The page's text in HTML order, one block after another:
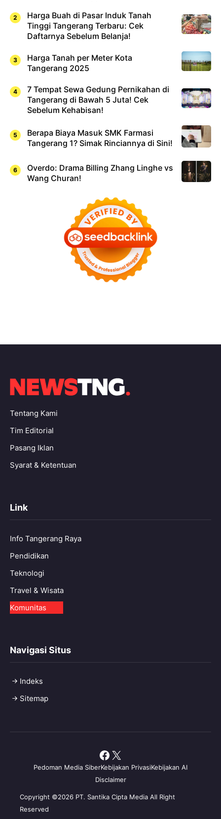
Harga Buah di Pasar Induk Tanah
Tinggi Tangerang Terbaru: Cek
Daftarnya Sebelum Belanja!
Harga Tanah per Meter Kota
Tangerang 2025
7 Tempat Sewa Gedung Pernikahan di
Tangerang di Bawah 5 Juta! Cek
Sebelum Kehabisan!
Berapa Biaya Masuk SMK Farmasi
Tangerang 1? Simak Rinciannya di Sini!
Overdo: Drama Billing Zhang Linghe vs
Wang Churan!
Tentang Kami
Tim Editorial
Pasang Iklan
Syarat & Ketentuan
Link
Info Tangerang Raya
Pendidikan
Teknologi
Travel & Wisata
Komunitas
Navigasi Situs
Indeks
Sitemap
Copyright ©2026 PT. Santika Cipta Media All Right
Reserved
Pedoman Media SiberKebijakan PrivasiKebijakan AI
Disclaimer
Facebook
X